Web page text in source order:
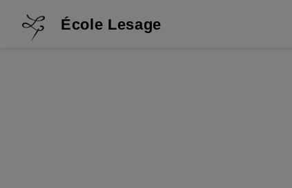
École Lesage